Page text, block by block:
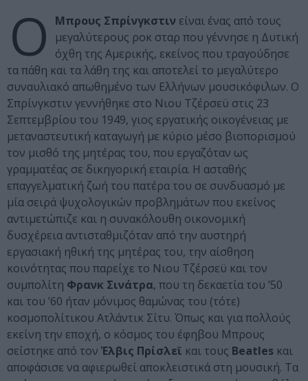
O Μπρους Σπρίνγκστιν είναι ένας από τους
μεγαλύτερους ροκ σταρ που γέννησε η Δυτική
όχθη της Αμερικής, εκείνος που τραγούδησε
τα πάθη και τα λάθη της και αποτελεί το μεγαλύτερο
συναυλιακό απωθημένο των Ελλήνων μουσικόφιλων. Ο
Σπρίνγκστιν γεννήθηκε στο Νιου Τζέρσεϋ στις 23
Σεπτεμβρίου του 1949, γιος εργατικής οικογένειας με
μεταναστευτική καταγωγή με κύριο μέσο βιοπορισμού
τον μισθό της μητέρας του, που εργαζόταν ως
γραμματέας σε δικηγορική εταιρία. Η ασταθής
επαγγελματική ζωή του πατέρα του σε συνδυασμό με
μία σειρά ψυχολογικών προβλημάτων που εκείνος
αντιμετώπιζε και η συνακόλουθη οικονομική
δυσχέρεια αντισταθμιζόταν από την αυστηρή
εργασιακή ηθική της μητέρας του, την αίσθηση
κοινότητας που παρείχε το Νιου Τζέρσεϋ και τον
συμπολίτη Φρανκ Σινάτρα, που τη δεκαετία του ’50
και του ’60 ήταν μόνιμος θαμώνας του (τότε)
κοσμοπολίτικου Ατλάντικ Σίτυ. Όπως και για πολλούς
εκείνη την εποχή, ο κόσμος του έφηβου Μπρους
σείστηκε από τον Έλβις Πρίσλεϊ και τους Beatles και
αποφάσισε να αφιερωθεί αποκλειστικά στη μουσική. Τα